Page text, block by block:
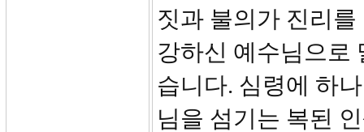
짓과 불의가 진리
강하신 예수님으로
습니다. 심령에 하
님을 섬기는 복된